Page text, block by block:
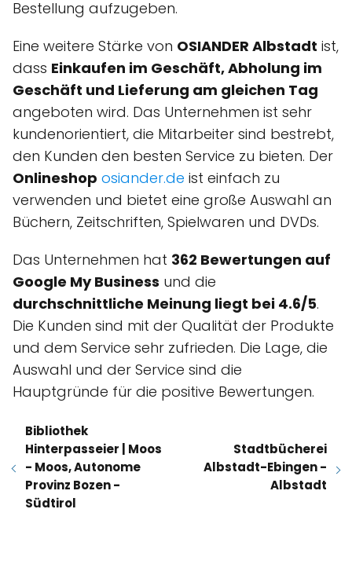
Bestellung aufzugeben.
Eine weitere Stärke von OSIANDER Albstadt ist,
dass Einkaufen im Geschäft, Abholung im
Geschäft und Lieferung am gleichen Tag
angeboten wird. Das Unternehmen ist sehr
kundenorientiert, die Mitarbeiter sind bestrebt,
den Kunden den besten Service zu bieten. Der
Onlineshop osiander.de ist einfach zu
verwenden und bietet eine große Auswahl an
Büchern, Zeitschriften, Spielwaren und DVDs.
Das Unternehmen hat 362 Bewertungen auf
Google My Business und die
durchschnittliche Meinung liegt bei 4.6/5.
Die Kunden sind mit der Qualität der Produkte
und dem Service sehr zufrieden. Die Lage, die
Auswahl und der Service sind die
Hauptgründe für die positive Bewertungen.
Bibliothek
Hinterpasseier | Moos
- Moos, Autonome
Provinz Bozen -
Südtirol
Stadtbücherei
Albstadt-Ebingen -
Albstadt